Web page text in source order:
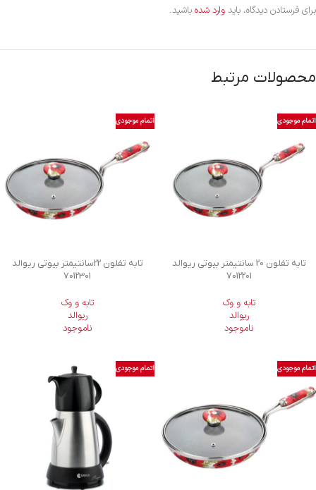
برای فرستادن دیدگاه، باید وارد شده باشید.
محصولات مرتبط
اتمام موجودی
تابه تفلون 20 سانتیمتر بیوتی ریوالد
7012201
تابه و وک
ریوالد
ناموجود
اتمام موجودی
تابه تفلون 22سانتیمتر بیوتی ریوالد
7012301
تابه و وک
ریوالد
ناموجود
اتمام موجودی اتمام موجودی